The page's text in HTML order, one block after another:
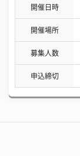
開催日時
開催場所
募集人数
申込締切